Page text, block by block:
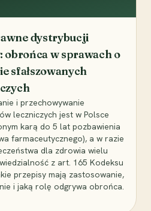
dystrybucji
obrońca w sprawach o
sfałszowanych
i przechowywanie
leczniczych jest w Polsce
karą do 5 lat pozbawienia
farmaceutycznego), a w razie
dla zdrowia wielu
z art. 165 Kodeksu
przepisy mają zastosowanie,
i jaką rolę odgrywa obrońca.